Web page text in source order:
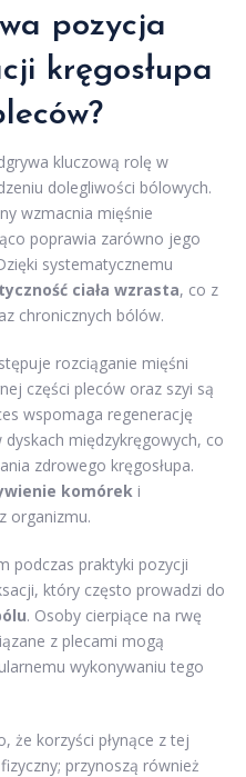
pozycja
kręgosłupa
kluczową rolę w
dolegliwości bólowych.
wzmacnia mięśnie
poprawia zarówno jego
systematycznemu
ciała wzrasta, co z
chronicznych bólów.
rozciąganie mięśni
części pleców oraz szyi są
wspomaga regenerację
międzykręgowych, co
zdrowego kręgosłupa.
komórek i
organizmu.
podczas praktyki pozycji
który często prowadzi do
. Osoby cierpiące na rwę
z plecami mogą
wykonywaniu tego
że korzyści płynące z tej
przynoszą również